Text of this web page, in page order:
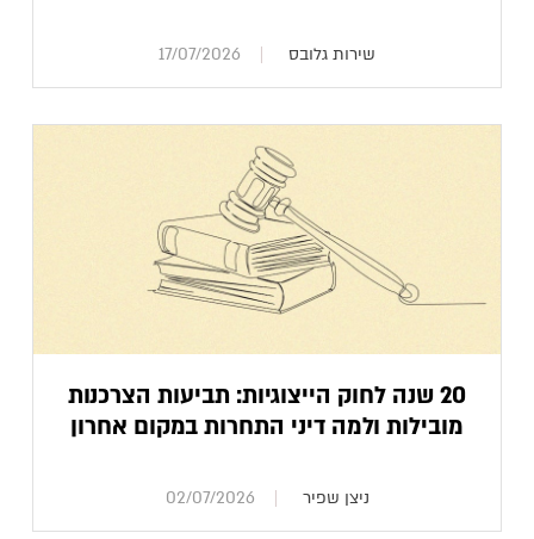
שירות גלובס 17/07/2026
20 שנה לחוק הייצוגיות: תביעות הצרכנות
מובילות ולמה דיני התחרות במקום אחרון
ניצן שפיר 02/07/2026